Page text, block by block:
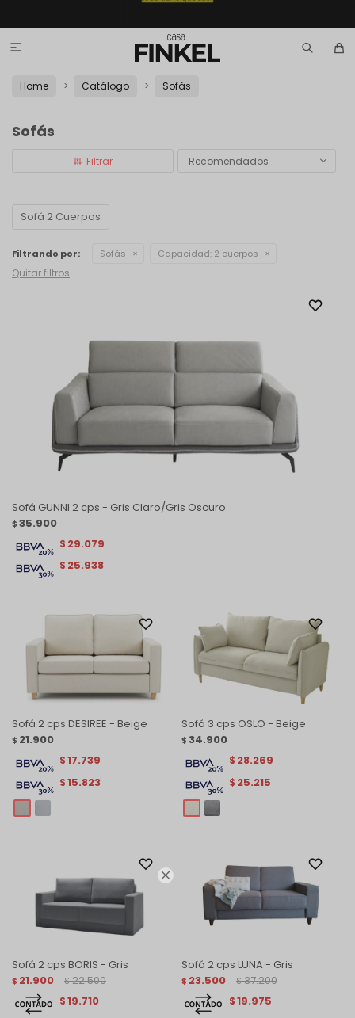


Home Catálogo Sofás
Sofás
Recomendados
Sofá 2 Cuerpos
Filtrando por: Sofás Capacidad: 2 cuerpos
Quitar filtros
Sofá GUNNI 2 cps - Gris Claro/Gris Oscuro
$ 35.900
$ 25.938
$ 29.079
Sofá 2 cps DESIREE - Beige
$ 21.900
$15.823
$17.739
Sofá 3 cps OSLO - Beige
$ 34.900
$ 25.215
$ 28.269
Sofá 2 cps BORIS - Gris
$ 21.900 $ 22.500
$19.710
Sofá 2 cps LUNA - Gris
$ 23.500 $ 37.200
$19.975